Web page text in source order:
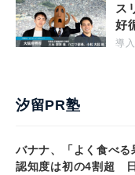
ス
好
導
汐留PR塾
バナナ、「よく食べ
認知度は初の4割超